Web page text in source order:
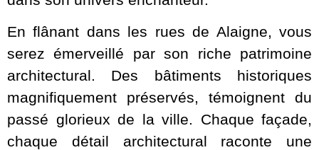
En flânant dans les rues de Alaigne, vous
serez émerveillé par son riche patrimoine
architectural. Des bâtiments historiques
magnifiquement préservés, témoignent du
passé glorieux de la ville. Chaque façade,
chaque détail architectural raconte une